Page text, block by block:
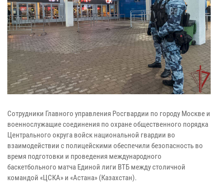
Сотрудники Главного управления Росгвардии по городу Москве и
военнослужащие соединения по охране общественного порядка
Центрального округа войск национальной гвардии во
взаимодействии с полицейскими обеспечили безопасность во
время подготовки и проведения международного
баскетбольного матча Единой лиги ВТБ между столичной
командой «ЦСКА» и «Астана» (Казахстан).